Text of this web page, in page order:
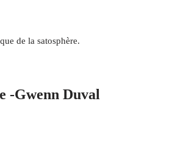
de la satosphère.
‑Gwenn Duval